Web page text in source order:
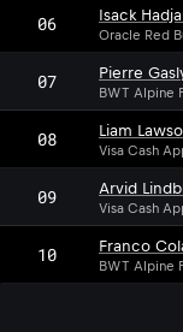
06 Isack
Oracle Red
07 Pierre
BWT Alpine
08 Liam
Visa Cash
09 Arvid
Visa Cash
10 Franco
BWT Alpine